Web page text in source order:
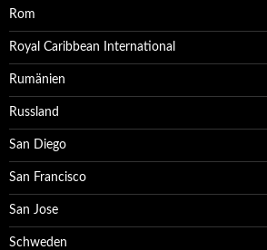
Rom
Royal Caribbean International
Rumänien
Russland
San Diego
San Francisco
San Jose
Schweden